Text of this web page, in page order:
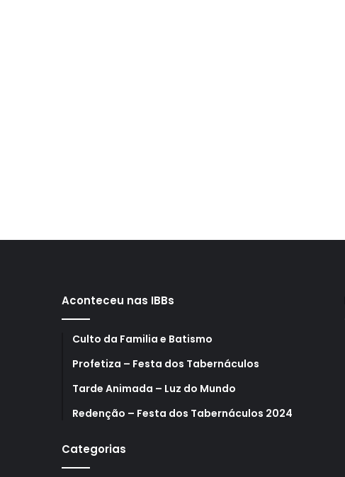
Aconteceu nas IBBs
Culto da Familia e Batismo
Profetiza – Festa dos Tabernáculos
Tarde Animada – Luz do Mundo
Redenção – Festa dos Tabernáculos 2024
Categorias